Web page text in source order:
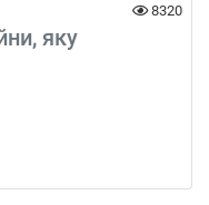
8320
яку